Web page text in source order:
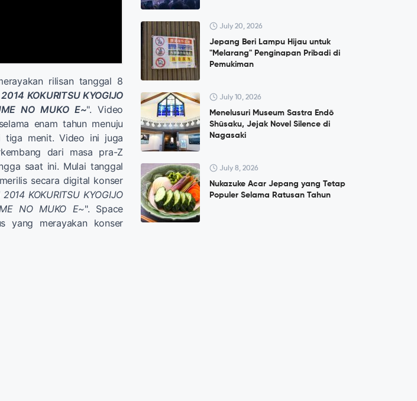
rilisan tanggal 8
KOKURITSU KYOGIJO
NO MUKO E~". Video
enam tahun menuju
tiga menit. Video ini juga
dari masa pra-Z
saat ini. Mulai tanggal
secara digital konser
KOKURITSU KYOGIJO
NO MUKO E~". Space
yang merayakan konser
July 20, 2026
Jepang Beri Lampu Hijau untuk
"Melarang" Penginapan Pribadi di
Pemukiman
July 10, 2026
Menelusuri Museum Sastra Endō
Shūsaku, Jejak Novel Silence di
Nagasaki
July 8, 2026
Nukazuke Acar Jepang yang Tetap
Populer Selama Ratusan Tahun